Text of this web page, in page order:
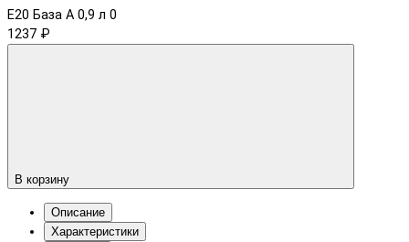
Е20 База А 0,9 л 0
1237 ₽
В корзину
Описание
Характеристики